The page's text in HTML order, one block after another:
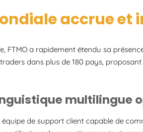
accrue et
FTMO a rapidement étendu sa
dans plus de 180 pays,
multilingue
de support client capable de